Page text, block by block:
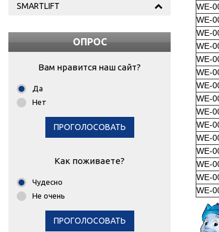
SMARTLIFT
ОПРОС
Вам нравится наш сайт?
Да
Нет
ПРОГОЛОСОВАТЬ
Как поживаете?
Чудесно
Не очень
ПРОГОЛОСОВАТЬ
WE-
WE-
WE-
WE-
WE-
WE-
WE-
WE-
WE-
WE-
WE-
WE-
WE-
WE-
WE-